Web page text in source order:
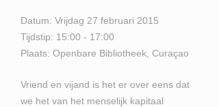
Datum: Vrijdag 27 februari 2015
Tijdstip: 15:00 - 17:00
Plaats: Openbare Bibliotheek, Curaçao
Vriend en vijand is het er over eens dat
we het van het menselijk kapitaal